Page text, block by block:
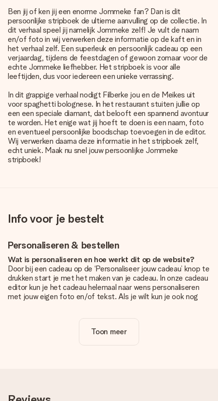
Ben jij of ken jij een enorme Jommeke fan? Dan is dit
persoonlijke stripboek de ultieme aanvulling op de collectie. In
dit verhaal speel jij namelijk Jommeke zelf! Je vult de naam
en/of foto in wij verwerken deze informatie op de kaft en in
het verhaal zelf. Een superleuk en persoonlijk cadeau op een
verjaardag, tijdens de feestdagen of gewoon zomaar voor de
echte Jommeke liefhebber. Het stripboek is voor alle
leeftijden, dus voor iedereen een unieke verrassing.
In dit grappige verhaal nodigt Filberke jou en de Meikes uit
voor spaghetti bolognese. In het restaurant stuiten jullie op
een een speciale diamant, dat belooft een spannend avontuur
te worden. Het enige wat jij hoeft te doen is een naam, foto
en eventueel persoonlijke boodschap toevoegen in de editor.
Wij verwerken daarna deze informatie in het stripboek zelf,
echt uniek. Maak nu snel jouw persoonlijke Jommeke
stripboek!
Info voor je bestelt
Personaliseren & bestellen
Wat is personaliseren en hoe werkt dit op de website?
Door bij een cadeau op de ‘Personaliseer jouw cadeau’ knop te
drukken start je met het maken van je cadeau. In onze cadeau
editor kun je het cadeau helemaal naar wens personaliseren
met jouw eigen foto en/of tekst. Als je wilt kun je ook nog
Is personalisatie in de prijs inbegrepen?
De prijs die op de website wordt getoond is inclusief de
te gebruiken. Als je niet zeker bent over de kwaliteit van je
Toon meer